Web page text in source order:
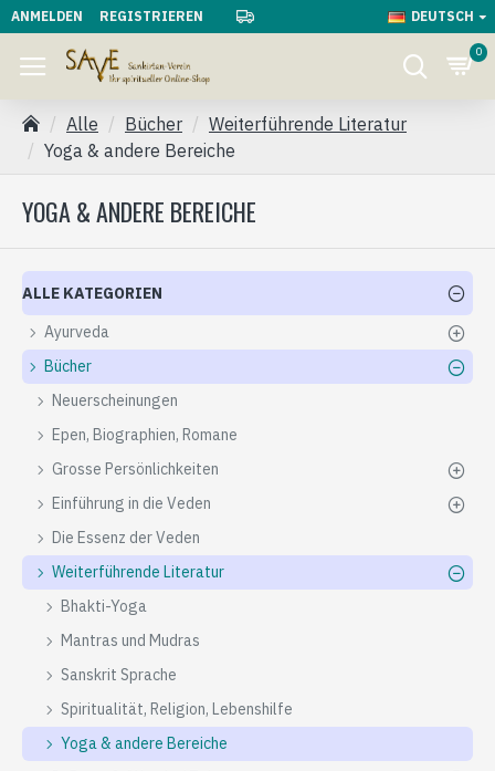
ANMELDEN REGISTRIEREN DEUTSCH
0
Alle Bücher
Weiterführende Literatur
Yoga & andere Bereiche
YOGA & ANDERE BEREICHE
ALLE KATEGORIEN
Ayurveda
Bücher
Neuerscheinungen
Epen, Biographien, Romane
Grosse Persönlichkeiten
Einführung in die Veden
Die Essenz der Veden
Weiterführende Literatur
Bhakti-Yoga
Mantras und Mudras
Sanskrit Sprache
Spiritualität, Religion, Lebenshilfe
Yoga & andere Bereiche